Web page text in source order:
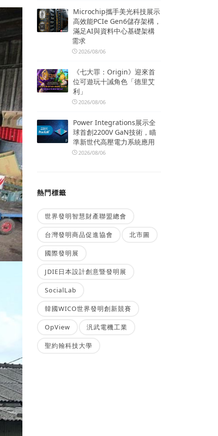
Microchip攜手美光科技展示
高效能PCIe Gen6儲存架構，
滿足AI與資料中心基礎架構
需求
2026/08/06
《七大罪：Origin》迎來首
位可遊玩十誡角色「德里艾
利」
2026/08/06
Power Integrations展示全
球首創2200V GaN技術，瞄
準新世代高壓電力系統應用
2026/08/06
熱門標籤
世界發明智慧財產聯盟總會
台灣發明商品促進協會 北市圖
國際發明展
JDIE日本設計創意暨發明展
SocialLab
韓國WICO世界發明創新競賽
OpView 汎武電機工業
聖約翰科技大學